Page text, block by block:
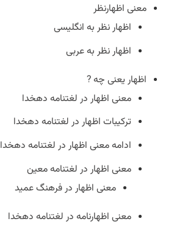
معنی اظهارنظر
اظهار نظر به انگلیسی
اظهار نظر به عربی
اظهار یعنی چه ?
معنی اظهار در لغتنامه دهخدا
ترکیبات اظهار در لغتنامه دهخدا
ادامه معنی اظهار در لغتنامه دهخدا
معنی اظهار در لغتنامه معین
معنی اظهار در فرهنگ عمید
معنی اظهارنامه در لغتنامه دهخدا